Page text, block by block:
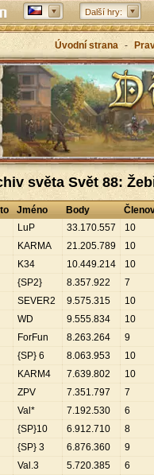
Další hry:
Úvodní strana -
světa Svět 88:
Jméno Body
LuP 33.170.557 10
KARMA 21.205.789 10
K34 10.449.214 10
{SP2} 8.357.922 7
SEVER2 9.575.315 10
WD 9.555.834 10
ForFun 8.263.264 9
{SP} 6 8.063.953 10
KARM4 7.639.802 10
ZPV 7.351.797 7
Val* 7.192.530 6
{SP}10 6.912.710 8
{SP} 3 6.876.360 9
Val.3 5.720.385 6